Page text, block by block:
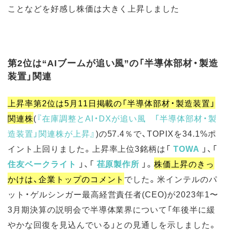
ことなどを好感し株価は大きく上昇しました
第2位は“AIブームが追い風”の「半導体部材・製造
装置」関連
上昇率第2位は5月11日掲載の「半導体部材・製造装置」
関連株(『在庫調整とAI・DXが追い風 「半導体部材・製
造装置」関連株が上昇』)の57.4％で、TOPIXを34.1%ポ
イント上回りました。上昇率上位3銘柄は「TOWA 」、「
住友ベークライト 」、「 荏原製作所 」。株価上昇のきっ
かけは、企業トップのコメント でした。米インテルのパ
ット・ゲルシンガー最高経営責任者(CEO)が2023年1〜
3月期決算の説明会で半導体業界について「年後半に緩
やかな回復を見込んでいる」との見通しを示しました。